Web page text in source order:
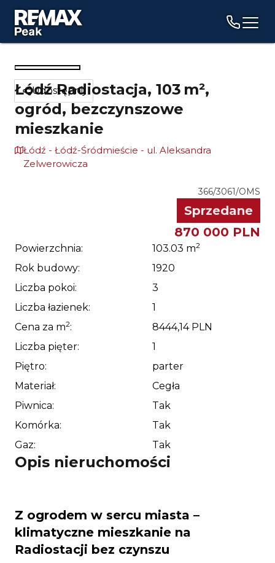
Menu
1/22
Udostępnij
Łódź Radiostacja, 103 m²,
ogród, bezczynszowe
mieszkanie
Łódź - Łódź-Śródmieście - ul. Aleksandra
Zelwerowicza
366/3061/OMS
Sprzedane
870 000 PLN
Powierzchnia: 103.03 m2
Rok budowy:
1920
Liczba pokoi:
3
Liczba łazienek:
1
Cena za m2:
8444,14 PLN
Liczba pięter:
1
Piętro:
parter
Materiał:
Cegła
Piwnica:
Tak
Komórka:
Tak
Gaz:
Tak
Opis nieruchomości
Z ogrodem w sercu miasta –
klimatyczne mieszkanie na
Radiostacji bez czynszu